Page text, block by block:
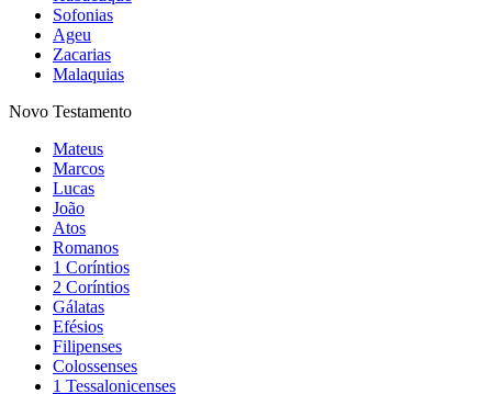
Sofonias
Ageu
Zacarias
Malaquias
Novo Testamento
Mateus
Marcos
Lucas
João
Atos
Romanos
1 Coríntios
2 Coríntios
Gálatas
Efésios
Filipenses
Colossenses
1 Tessalonicenses